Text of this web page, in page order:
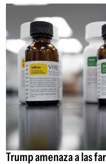
Trump amenaza a las